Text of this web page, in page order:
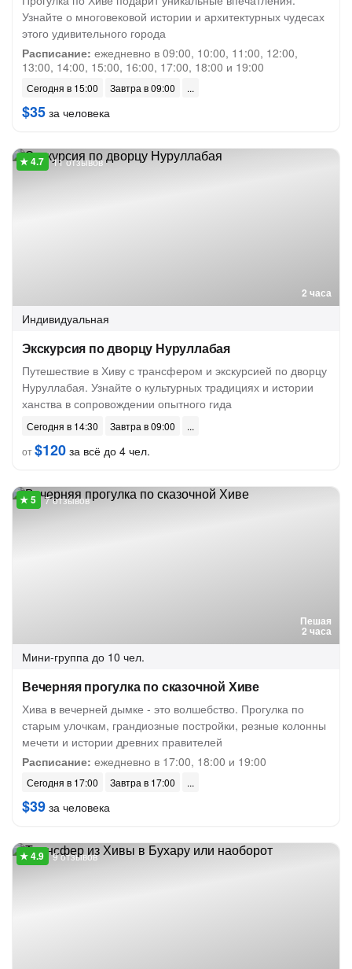
Узнайте о многовековой истории и архитектурных чудесах
этого удивительного города
Расписание: ежедневно в 09:00, 10:00, 11:00, 12:00,
13:00, 14:00, 15:00, 16:00, 17:00, 18:00 и 19:00
Сегодня в 15:00 Завтра в 09:00
$35 за человека
2 часа
11 отзывов
Индивидуальная
Экскурсия по дворцу Нуруллабая
Путешествие в Хиву с трансфером и экскурсией по дворцу
Нуруллабая. Узнайте о культурных традициях и истории
ханства в сопровождении опытного гида
Сегодня в 14:30
Завтра в 09:00
от$120 за всё до 4 чел.
Пешая
2 часа
7 отзывов
Мини-группа до 10 чел.
Вечерняя прогулка по сказочной Хиве
Хива в вечерней дымке - это волшебство. Прогулка по
старым улочкам, грандиозные постройки, резные колонны
мечети и истории древних правителей
Расписание: ежедневно в 17:00, 18:00 и 19:00
Сегодня в 17:00 Завтра в 17:00
$39 за человека
9 отзывов